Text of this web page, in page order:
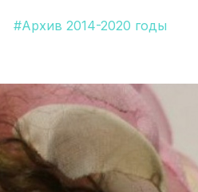
#Архив 2014-2020 годы